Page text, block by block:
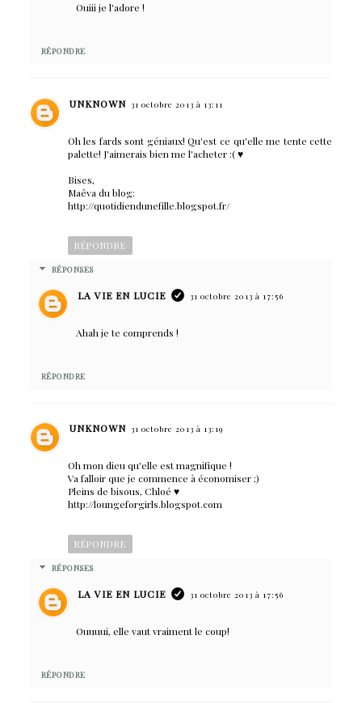
Ouiii je l'adore !
RÉPONDRE
UNKNOWN 31 octobre 2013 à 13:11
Oh les fards sont géniaux! Qu'est ce qu'elle me tente cette
palette! J'aimerais bien me l'acheter :( ♥
Bises,
Maêva du blog:
http://quotidiendunefille.blogspot.fr/
RÉPONDRE
RÉPONSES
LA VIE EN LUCIE 31 octobre 2013 à 17:56
Ahah je te comprends !
RÉPONDRE
UNKNOWN 31 octobre 2013 à 13:19
Oh mon dieu qu'elle est magnifique !
Va falloir que je commence à économiser ;)
Pleins de bisous, Chloé ♥
http://loungeforgirls.blogspot.com
RÉPONDRE
RÉPONSES
LA VIE EN LUCIE 31 octobre 2013 à 17:56
Ouuuui, elle vaut vraiment le coup!
RÉPONDRE